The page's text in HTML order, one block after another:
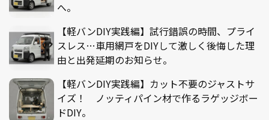
へ。
【軽バンDIY実践編】試行錯誤の時間、プライ
スレス…車用網戸をDIYして激しく後悔した理
由と出発延期のお知らせ。
【軽バンDIY実践編】カット不要のジャストサ
イズ！ ノッティパイン材で作るラゲッジボー
ドDIY。